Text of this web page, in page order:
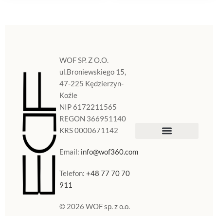
WOF SP. Z O.O.
ul.Broniewskiego 15,
47-225 Kędzierzyn-
Koźle
NIP 6172211565
REGON 366951140
KRS 0000671142
Email: info@wof360.com
Telefon:+48 77 70 70
911
© 2026 WOF sp. z o.o.